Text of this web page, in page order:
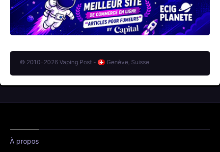
© 2010-2026 Vaping Post - Genève, Suisse
À propos